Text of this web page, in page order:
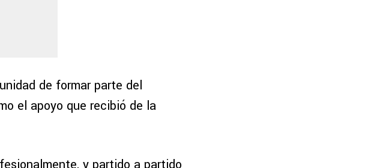
de formar parte del
el apoyo que recibió de la